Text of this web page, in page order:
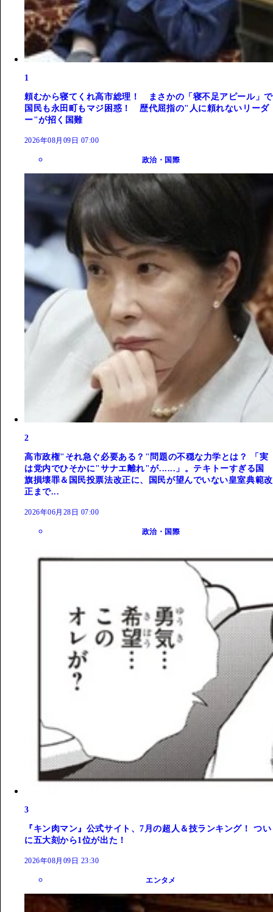
1
頼むから寝てくれ高市総理！ まさかの「寝不足アピール」で
国民も永田町もマジ困惑！ 歴代屈指の"人に頼れないリーダ
ー"が招く国難
2026年08月09日 07:00
政治・国際
2
高市政権"それ急ぐ必要ある？"問題の不穏な力学とは？ 「実
は党内でひそかに"サナエ離れ"が......」。テキトーすぎる国
旗損壊罪＆国民投票法改正に、国民が望んでいない皇室典範改
正まで...
2026年06月28日 07:00
政治・国際
3
『キン肉マン』公式サイト、7月の超人＆技ランキング！ つい
に五大刻から1位が出た！
2026年08月09日 23:30
エンタメ